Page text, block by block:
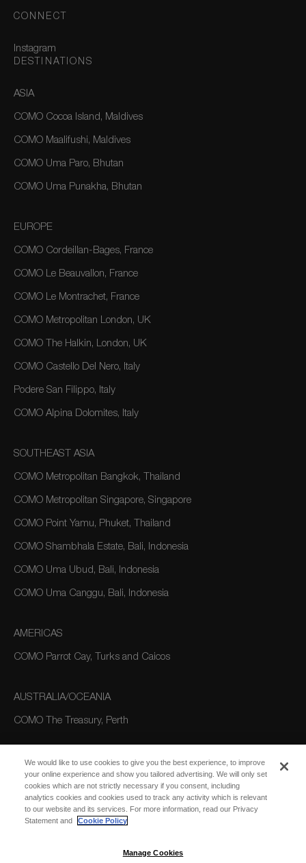
CONNECT
Instagram
DESTINATIONS
ASIA
COMO Cocoa Island, Maldives
COMO Maalifushi, Maldives
COMO Uma Paro, Bhutan
COMO Uma Punakha, Bhutan
EUROPE
COMO Cordeillan-Bages, France
COMO Le Beauvallon, France
COMO Le Montrachet, France
COMO Metropolitan London, UK
COMO The Halkin, London, UK
COMO Castello Del Nero, Italy
Podere San Filippo, Italy
COMO Alpina Dolomites, Italy
SOUTHEAST ASIA
COMO Metropolitan Bangkok, Thailand
COMO Metropolitan Singapore, Singapore
COMO Point Yamu, Phuket, Thailand
COMO Shambhala Estate, Bali, Indonesia
COMO Uma Ubud, Bali, Indonesia
COMO Uma Canggu, Bali, Indonesia
AMERICAS
COMO Parrot Cay, Turks and Caicos
AUSTRALIA/OCEANIA
COMO The Treasury, Perth
We would like to use cookies to give you the best experience, to improve
your online experience and show you tailored advertising. We will only set
cookies which are not strictly necessary if you consent, including
analytics cookies and cookies used to track any activity which is relevant
to our website and its services. For more information, read our Privacy
Statement and
Cookie Policy
Manage Cookies